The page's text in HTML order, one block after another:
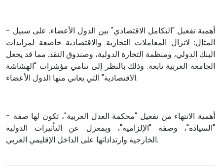
- أهمية تفعيل "التكامل الاقتصادي" بين الدول الأعضاء. على سبيل
المثال: لاتزال المعاملات التجارية والاقتصادية خاضعة لمزايدات
البنك الدولي، ومنظمة التجارة الدولية، وصندوق النقد. مما قد يجعل
الجامعة العربية تابعة. وذلك بالنظر إلى تنامي مؤشرات "الهشاشة
الاقتصادية" التي يعاني منها الدول الأعضاء.
- أهمية الانتهاء من تفعيل "محكمة العدل العربية"، تكون لها صفة
"السيادة"، وصفة "الإلزامية"، وبمعزل عن التأثيرات الدولية
الخارجية وارتداداتها على الداخل الإقليمي العربي.